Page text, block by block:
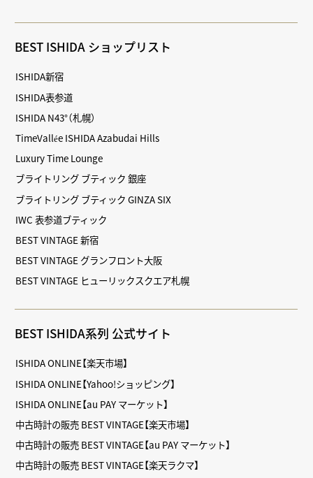
BEST ISHIDA ショップリスト
ISHIDA新宿
ISHIDA表参道
ISHIDA N43°（札幌）
TimeVallée ISHIDA Azabudai Hills
Luxury Time Lounge
ブライトリング ブティック 銀座
ブライトリング ブティック GINZA SIX
IWC 表参道ブティック
BEST VINTAGE 新宿
BEST VINTAGE グランフロント大阪
BEST VINTAGE ヒューリックスクエア札幌
BEST ISHIDA系列 公式サイト
ISHIDA ONLINE【楽天市場】
ISHIDA ONLINE【Yahoo!ショッピング】
ISHIDA ONLINE【au PAY マーケット】
中古時計の販売 BEST VINTAGE【楽天市場】
中古時計の販売 BEST VINTAGE【au PAY マーケット】
中古時計の販売 BEST VINTAGE【楽天ラクマ】